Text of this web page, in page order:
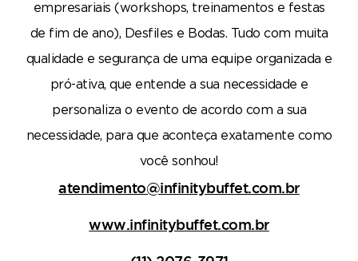
empresariais (workshops, treinamentos e festas
de fim de ano), Desfiles e Bodas. Tudo com muita
qualidade e segurança de uma equipe organizada e
pró-ativa, que entende a sua necessidade e
personaliza o evento de acordo com a sua
necessidade, para que aconteça exatamente como
você sonhou!
atendimento@infinitybuffet.com.br
www.infinitybuffet.com.br